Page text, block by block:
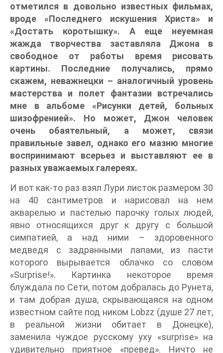
отметился в довольно известных фильмах,
вроде «Последнего искушения Христа» и
«Достать коротышку». А еще неуемная
жажда творчества заставляла Джона в
свободное от работы время рисовать
картины. Последние получались, прямо
скажем, неважнецки – аналогичный уровень
мастерства и полет фантазии встречались
мне в альбоме «Рисунки детей, больных
шизофренией». Но может, Джон человек
очень обаятельный, а может, связи
правильные завел, однако его мазню многие
воспринимают всерьез и выставляют ее в
разных уважаемых галереях.
И вот как-то раз взял Лури листок размером 30
на 40 сантиметров и нарисовал на нем
акварелью и пастелью парочку голых людей,
явно относящихся друг к другу с большой
симпатией, а над ними – здоровенного
медведя с задранными лапами, из пасти
которого вырывается облачко со словом
«Surprise!». Картинка некоторое время
блуждала по Сети, потом добралась до Рунета,
и там добрая душа, скрывающаяся на одном
известном сайте под ником Lobzz (душе 27 лет,
в реальной жизни обитает в Донецке),
заменила чуждое русскому уху «surprise» на
удивительно приятное «превед». Ничто не